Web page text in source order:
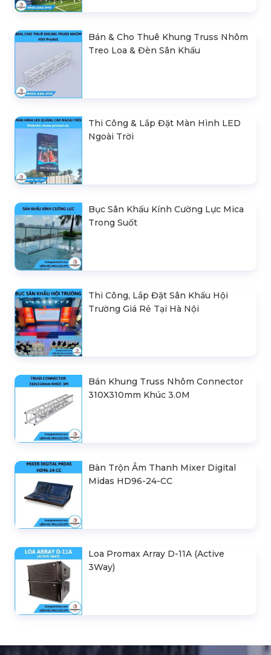
Bán & Cho Thuê Khung Truss Nhôm
Treo Loa & Đèn Sân Khấu
Thi Công & Lắp Đặt Màn Hình LED
Ngoài Trời
Bục Sân Khấu Kính Cường Lực Mica
Trong Suốt
Thi Công, Lắp Đặt Sân Khấu Hội
Trường Giá Rẻ Tại Hà Nội
Bán Khung Truss Nhôm Connector
310X310mm Khúc 3.0M
Bàn Trộn Âm Thanh Mixer Digital
Midas HD96-24-CC
Loa Promax Array D-11A (Active
3Way)